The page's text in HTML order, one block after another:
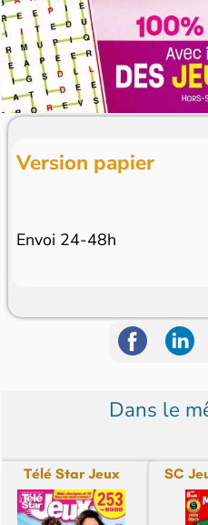
Version papier
Envoi 24-48h
Dans le
Télé Star Jeux SC